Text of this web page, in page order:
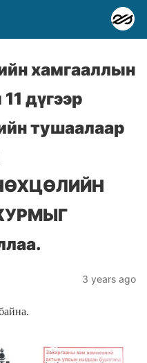
хамгааллын
дүгээр
тушаалаар
3 years ago